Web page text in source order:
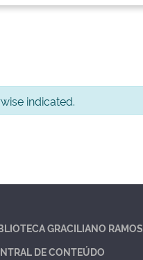
indicated.
GRACILIANO RAMOS
DE CONTEÚDO